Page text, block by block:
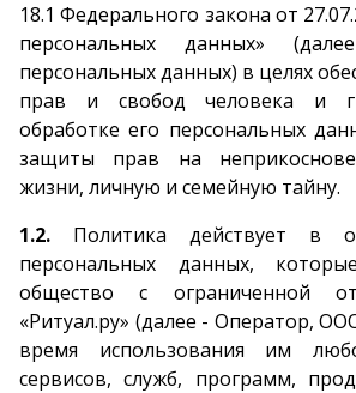
18.1 Федерального закона от
персональных данных»
персональных данных) в целях
прав и свобод человека и
обработке его персональных
защиты прав на
жизни, личную и семейную тайну.
1.2. Политика действует в
персональных данных,
общество с ограниченной
«Ритуал.ру» (далее - Оператор,
время использования им
сервисов, служб, программ,